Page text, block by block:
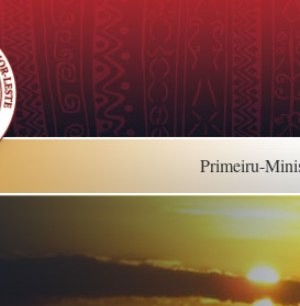
Primeiru-